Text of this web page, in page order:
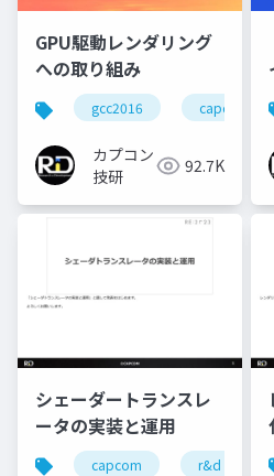
GPU駆動レンダリング
への取り組み
gcc2016 capcom
カプコン
技研
92.7K
シェーダートランスレ
ータの実装と運用
capcom r&d